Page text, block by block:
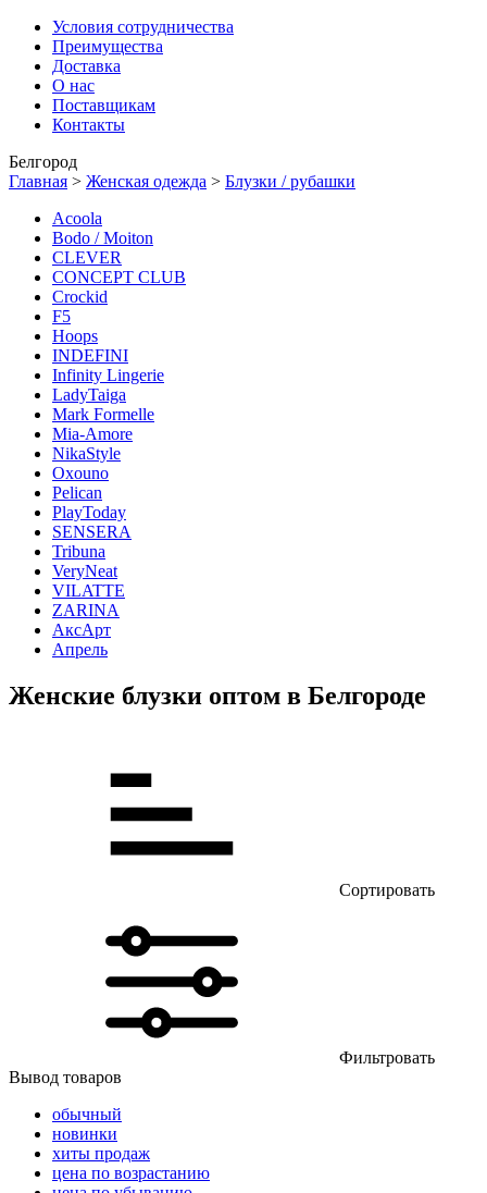
Условия сотрудничества
Преимущества
Доставка
О нас
Поставщикам
Контакты
Белгород
Главная > Женская одежда > Блузки / рубашки
Acoola
Bodo / Moiton
CLEVER
CONCEPT CLUB
Crockid
F5
Hoops
INDEFINI
Infinity Lingerie
LadyTaiga
Mark Formelle
Mia-Amore
NikaStyle
Oxouno
Pelican
PlayToday
SENSERA
Tribuna
VeryNeat
VILATTE
ZARINA
АксАрт
Апрель
Женские блузки оптом в Белгороде
Сортировать
Фильтровать
Вывод товаров
обычный
новинки
хиты продаж
цена по возрастанию